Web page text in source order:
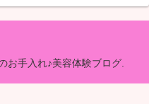
お手入れ♪美容体験ブログ.